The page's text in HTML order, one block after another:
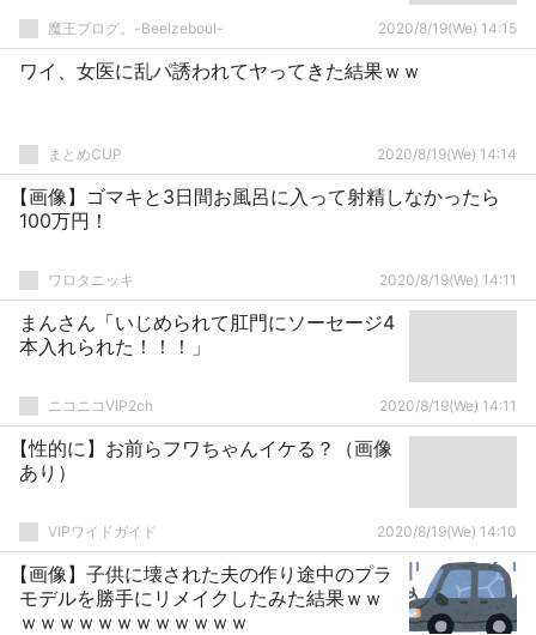
魔王ブログ。-Beelzeboul- 2020/8/19(We) 14:15
ワイ、女医に乱パ誘われてヤってきた結果ｗｗ
まとめCUP 2020/8/19(We) 14:14
【画像】ゴマキと3日間お風呂に入って射精しなかったら
100万円！
ワロタニッキ 2020/8/19(We) 14:11
まんさん「いじめられて肛門にソーセージ4
本入れられた！！！」
ニコニコVIP2ch 2020/8/19(We) 14:11
【性的に】お前らフワちゃんイケる？（画像
あり）
VIPワイドガイド 2020/8/19(We) 14:10
【画像】子供に壊された夫の作り途中のプラ
モデルを勝手にリメイクしたみた結果ｗｗ
ｗｗｗｗｗｗｗｗｗｗｗｗ